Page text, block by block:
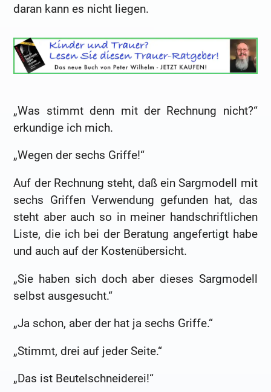
daran kann es nicht liegen.
„Was stimmt denn mit der Rechnung nicht?“
erkundige ich mich.
„Wegen der sechs Griffe!“
Auf der Rechnung steht, daß ein Sargmodell mit
sechs Griffen Verwendung gefunden hat, das
steht aber auch so in meiner handschriftlichen
Liste, die ich bei der Beratung angefertigt habe
und auch auf der Kostenübersicht.
„Sie haben sich doch aber dieses Sargmodell
selbst ausgesucht.“
„Ja schon, aber der hat ja sechs Griffe.“
„Stimmt, drei auf jeder Seite.“
„Das ist Beutelschneiderei!“